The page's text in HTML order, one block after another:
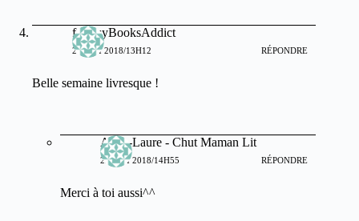
fantasyBooksAddict
21 MAI 2018/13H12 RÉPONDRE
Belle semaine livresque !
Anne-Laure - Chut Maman Lit
22 MAI 2018/14H55 RÉPONDRE
Merci à toi aussi^^